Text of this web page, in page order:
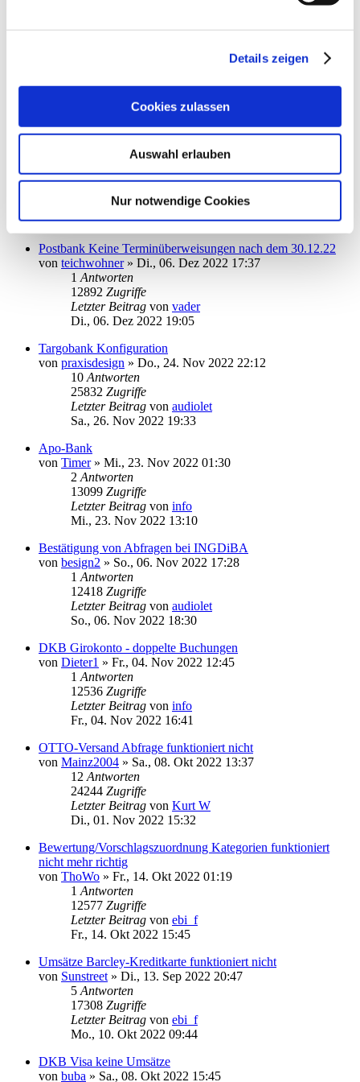
Details zeigen
Cookies zulassen
Auswahl erlauben
Nur notwendige Cookies
Fr., 16. Dez 2022 18:17
Letzter Beitragvonaudiolet
DWS wird zu MorgenFund
Fr., 09. Dez 2022 10:27
3Antworten
Letzter Beitragvonvader
Di., 13. Dez 2022 12:10
Postbank Keine Terminüberweisungen nach dem 30.12.22
von teichwohner» Di., 06. Dez 2022 17:37
1 Antworten
12892 Zugriffe
Letzter Beitrag von vader
Di., 06. Dez 2022 19:05
Targobank Konfiguration
von praxisdesign » Do., 24. Nov 2022 22:12
10 Antworten
25832 Zugriffe
Letzter Beitrag von audiolet
Sa., 26. Nov 2022 19:33
Apo-Bank
von Timer» Mi., 23. Nov 2022 01:30
2 Antworten
13099 Zugriffe
Letzter Beitrag von info
Mi., 23. Nov 2022 13:10
Bestätigung von Abfragen bei INGDiBA
von besign2 » So., 06. Nov 2022 17:28
1 Antworten
12418 Zugriffe
Letzter Beitrag von audiolet
So., 06. Nov 2022 18:30
DKB Girokonto - doppelte Buchungen
von Dieter1 » Fr., 04. Nov 2022 12:45
1 Antworten
12536 Zugriffe
Letzter Beitrag von info
Fr., 04. Nov 2022 16:41
OTTO-Versand Abfrage funktioniert nicht
von Mainz2004 » Sa., 08. Okt 2022 13:37
12 Antworten
24244 Zugriffe
Letzter Beitrag von Kurt W
Di., 01. Nov 2022 15:32
Bewertung/Vorschlagszuordnung Kategorien funktioniert
nicht mehr richtig
von ThoWo » Fr., 14. Okt 2022 01:19
1 Antworten
12577 Zugriffe
Letzter Beitrag von ebi_f
Fr., 14. Okt 2022 15:45
Umsätze Barcley-Kreditkarte funktioniert nicht
von Sunstreet » Di., 13. Sep 2022 20:47
5 Antworten
17308 Zugriffe
Letzter Beitrag von ebi_f
Mo., 10. Okt 2022 09:44
DKB Visa keine Umsätze
von buba » Sa., 08. Okt 2022 15:45